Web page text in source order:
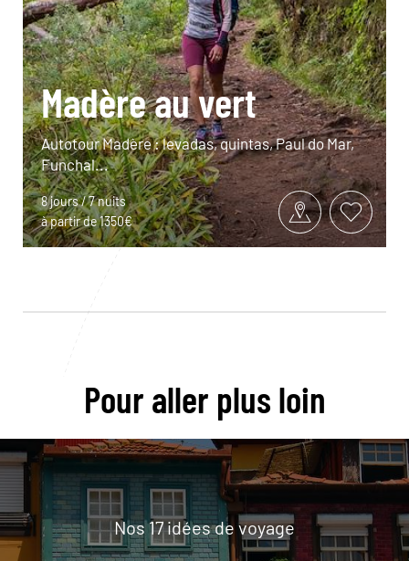
Madère au vert
Autotour Madère : levadas, quintas, Paul do Mar,
Funchal...
8 jours / 7 nuits
à partir de 1350€
Pour aller plus loin
Nos 17 idées de voyage